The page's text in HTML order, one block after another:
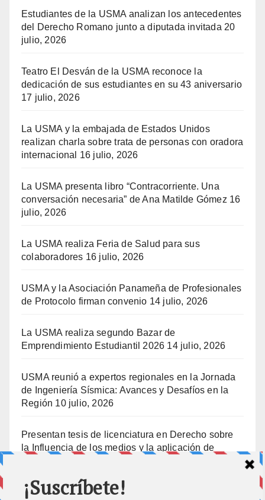
Estudiantes de la USMA analizan los antecedentes
del Derecho Romano junto a diputada invitada 20
julio, 2026
Teatro El Desván de la USMA reconoce la
dedicación de sus estudiantes en su 43 aniversario
17 julio, 2026
La USMA y la embajada de Estados Unidos
realizan charla sobre trata de personas con oradora
internacional
16 julio, 2026
La USMA presenta libro “Contracorriente. Una
conversación necesaria” de Ana Matilde Gómez 16
julio, 2026
La USMA realiza Feria de Salud para sus
colaboradores 16 julio, 2026
USMA y la Asociación Panameña de Profesionales
de Protocolo firman convenio 14 julio, 2026
La USMA realiza segundo Bazar de
Emprendimiento Estudiantil 2026 14 julio, 2026
USMA reunió a expertos regionales en la Jornada
de Ingeniería Sísmica: Avances y Desafíos en la
Región 10 julio, 2026
Presentan tesis de licenciatura en Derecho sobre
la Influencia de los medios y la aplicación de